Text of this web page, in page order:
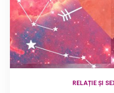
RELAȚIE ȘI